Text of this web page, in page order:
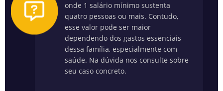
onde 1 salário mínimo sustenta
quatro pessoas ou mais. Contudo,
esse valor pode ser maior
dependendo dos gastos essenciais
dessa família, especialmente com
saúde. Na dúvida nos consulte sobre
seu caso concreto.